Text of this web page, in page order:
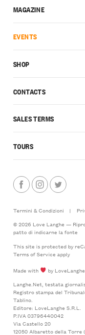
CONTACTS
SALES TERMS
TOURS
MAGAZINE
EVENTS
SHOP
Termini & Condizioni |
© 2026 Love Langhe —
patto di indicarne la fonte
This site is protected by
Terms of Serviceapply
Made with
by LoveLanghe
Langhe.Net, testata
Registro stampa del
Tablino.
Editore: LoveLanghe S.R.L.
P.IVA 03796440042
Via Castello 20
12050 Albaretto della Torre